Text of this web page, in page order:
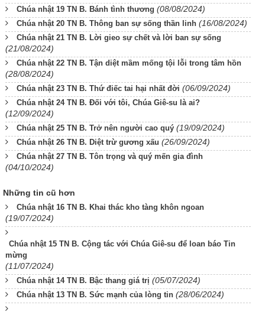
Chúa nhật 19 TN B. Bánh tình thương (08/08/2024)
Chúa nhật 20 TN B. Thông ban sự sống thần linh (16/08/2024)
Chúa nhật 21 TN B. Lời gieo sự chết và lời ban sự sống
(21/08/2024)
Chúa nhật 22 TN B. Tận diệt mầm mống tội lỗi trong tâm hồn
(28/08/2024)
Chúa nhật 23 TN B. Thứ điếc tai hại nhất đời (06/09/2024)
Chúa nhật 24 TN B. Đối với tôi, Chúa Giê-su là ai?
(12/09/2024)
Chúa nhật 25 TN B. Trở nên người cao quý (19/09/2024)
Chúa nhật 26 TN B. Diệt trừ gương xấu (26/09/2024)
Chúa nhật 27 TN B. Tôn trọng và quý mến gia đình
(04/10/2024)
Những tin cũ hơn
Chúa nhật 16 TN B. Khai thác kho tàng khôn ngoan
(19/07/2024)
Chúa nhật 15 TN B. Cộng tác với Chúa Giê-su để loan báo Tin
mừng
(11/07/2024)
Chúa nhật 14 TN B. Bậc thang giá trị (05/07/2024)
Chúa nhật 13 TN B. Sức mạnh của lòng tin (28/06/2024)